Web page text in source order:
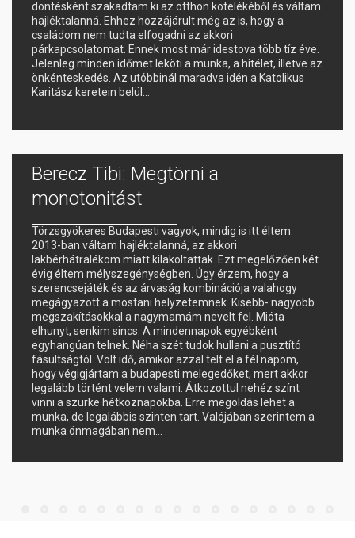
döntésként szakadtam ki az otthon kötelékéből és váltam
hajléktalanná. Ehhez hozzájárult még az is, hogy a
családom nem tudta elfogadni az akkori
párkapcsolatomat. Ennek most már idestova több tíz éve.
Jelenleg minden időmet leköti a munka, a hitélet, illetve az
önkénteskedés. Az utóbbinál maradva idén a Katolikus
Karitász keretein belül…
Berecz Tibi: Megtörni a
monotonitást
Törzsgyökeres Budapesti vagyok, mindig is itt éltem.
2013-ban váltam hajléktalanná, az akkori
lakbérhátralékom miatt kilakoltattak. Ezt megelőzően két
évig éltem mélyszegénységben. Úgy érzem, hogy a
szerencsejáték és az árvaság kombinációja valahogy
megágyazott a mostani helyzetemnek. Kisebb- nagyobb
megszakításokkal a nagymamám nevelt fel. Mióta
elhunyt, senkim sincs. A mindennapok egyébként
egyhangúan telnek. Néha szét tudok hullani a pusztító
fásultságtól. Volt idő, amikor azzal telt el a fél napom,
hogy végigjártam a budapesti melegedőket, mert akkor
legalább történt velem valami. Átkozottul nehéz színt
vinni a szürke hétköznapokba. Erre megoldás lehet a
munka, de legalábbis szinten tart. Valójában szerintem a
munka önmagában nem…